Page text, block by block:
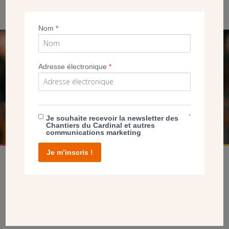
SEUL VOTRE DON
NOUS PERMET D’AGIR
FAIRE UN DON
Nom*
Adresse électronique*
Je souhaite recevoir la newsletter des
Chantiers du Cardinal et autres
communications marketing
*
Je m’inscris !